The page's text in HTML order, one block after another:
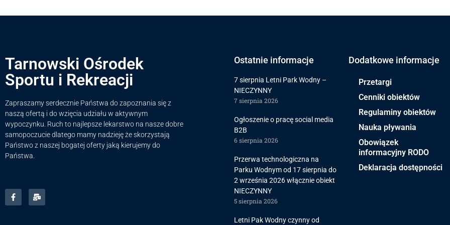
Tarnowski Ośrodek
Sportu i Rekreacji
Zapraszamy serdecznie Państwa do zapoznania się z
naszą ofertą i do wzięcia udziału w aktywnym
wypoczynku. Ruch to najlepsze lekarstwo na nasze dobre
samopoczucie dlatego mamy nadzieję że skorzystają
Państwo z naszej bogatej oferty jaką kierujemy do
Państwa.
Ostatnie informacje
7 sierpnia Letni Park Wodny –
NIECZYNNY
7 sierpnia 2026
Ogłoszenie o pracę social media
B2B
6 sierpnia 2026
Przerwa technologiczna na
Parku Wodnym od 17 sierpnia do
2 września 2026 włącznie obiekt
NIECZYNNY
5 sierpnia 2026
Letni Pak Wodny czynny od
Dodatkowe informacje
Przetargi
Cenniki obiektów
Regulaminy obiektów
Nauka pływania
Obowiązek
informacyjny RODO
Deklaracja dostępności